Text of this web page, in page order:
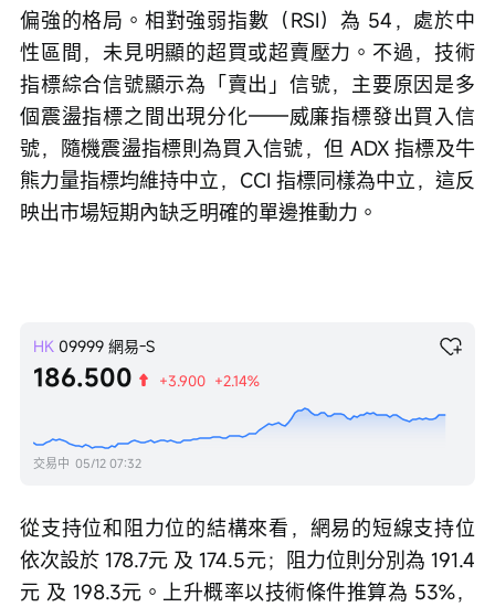
偏強的格局。相對強弱指數（RSI）為 54，處於中
性區間，未見明顯的超買或超賣壓力。不過，技術
指標綜合信號顯示為「賣出」信號，主要原因是多
個震盪指標之間出現分化——威廉指標發出買入信
號，隨機震盪指標則為買入信號，但 ADX 指標及牛
熊力量指標均維持中立，CCI 指標同樣為中立，這反
映出市場短期內缺乏明確的單邊推動力。
HK 09999 網易-S
186.500 +3.900 +2.14%
交易中 05/12 07:32
從支持位和阻力位的結構來看，網易的短線支持位
依次設於 178.7元 及 174.5元；阻力位則分別為 191.4
元 及 198.3元。上升概率以技術條件推算為 53%，